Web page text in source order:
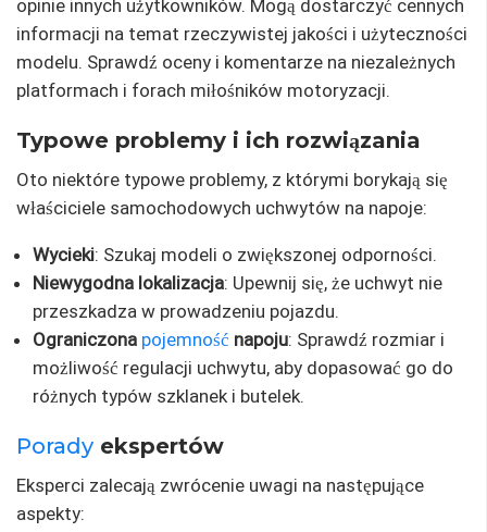
opinie innych użytkowników. Mogą dostarczyć cennych
informacji na temat rzeczywistej jakości i użyteczności
modelu. Sprawdź oceny i komentarze na niezależnych
platformach i forach miłośników motoryzacji.
Typowe problemy i ich rozwiązania
Oto niektóre typowe problemy, z którymi borykają się
właściciele samochodowych uchwytów na napoje:
Wycieki: Szukaj modeli o zwiększonej odporności.
Niewygodna lokalizacja: Upewnij się, że uchwyt nie
przeszkadza w prowadzeniu pojazdu.
Ograniczona pojemność napoju: Sprawdź rozmiar i
możliwość regulacji uchwytu, aby dopasować go do
różnych typów szklanek i butelek.
Porady ekspertów
Eksperci zalecają zwrócenie uwagi na następujące
aspekty: